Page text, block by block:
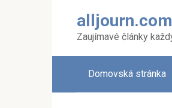
alljourn.com
Zaujímavé články
Domovská stránka